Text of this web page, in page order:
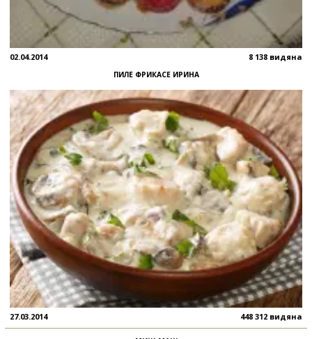
02.04.2014 8 138 видяна
ПИЛЕ ФРИКАСЕ ИРИНА
27.03.2014 448 312 видяна